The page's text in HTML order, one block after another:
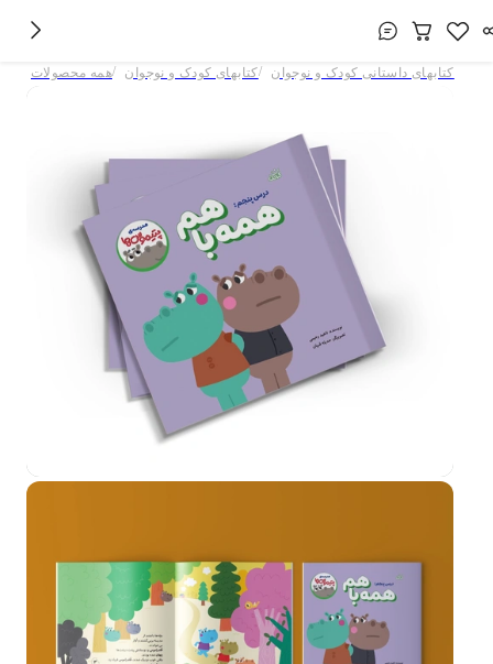
همه محصولات/ کتابهای کودک و نوجوان/ کتابهای داستانی کودک و نوجوان